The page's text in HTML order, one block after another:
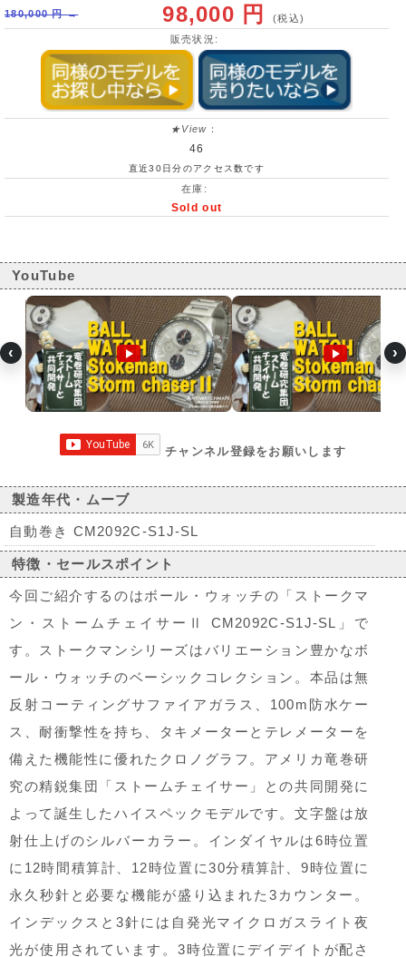
180,000 円 →
98,000 円
(税込)
販売状況:
★View ：
46
直近30日分のアクセス数です
在庫:
Sold out
YouTube
‹ ›
チャンネル登録をお願いします
製造年代・ムーブ
自動巻き CM2092C-S1J-SL
特徴・セールスポイント
今回ご紹介するのはボール・ウォッチの「ストークマ
ン・ストームチェイサーⅡ CM2092C-S1J-SL」で
す。ストークマンシリーズはバリエーション豊かなボ
ール・ウォッチのベーシックコレクション。本品は無
反射コーティングサファイアガラス、100m防水ケー
ス、耐衝撃性を持ち、タキメーターとテレメーターを
備えた機能性に優れたクロノグラフ。アメリカ竜巻研
究の精鋭集団「ストームチェイサー」との共同開発に
よって誕生したハイスペックモデルです。文字盤は放
射仕上げのシルバーカラー。インダイヤルは6時位置
に12時間積算計、12時位置に30分積算計、9時位置に
永久秒針と必要な機能が盛り込まれた3カウンター。
インデックスと3針には自発光マイクロガスライト夜
光が使用されています。3時位置にデイデイトが配さ